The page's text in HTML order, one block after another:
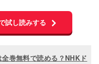
試し読みする
巻無料で読める？NHKド